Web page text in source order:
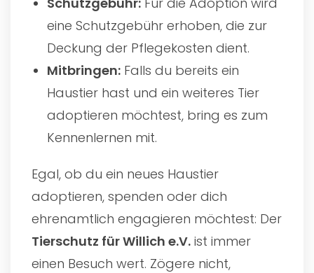
eine Schutzgebühr erhoben, die zur
Deckung der Pflegekosten dient.
Mitbringen: Falls du bereits ein
Haustier hast und ein weiteres Tier
adoptieren möchtest, bring es zum
Kennenlernen mit.
Egal, ob du ein neues Haustier
adoptieren, spenden oder dich
ehrenamtlich engagieren möchtest: Der
Tierschutz für Willich e.V. ist immer
einen Besuch wert. Zögere nicht,